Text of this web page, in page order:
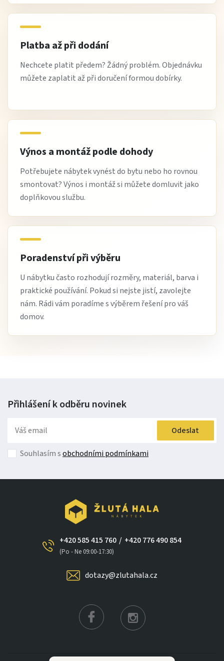
Platba až při dodání
Nechcete platit předem? Žádný problém. Objednávku
můžete zaplatit až při doručení formou dobírky.
Výnos a montáž podle dohody
Potřebujete nábytek vynést do bytu nebo ho rovnou
smontovat? Výnos i montáž si můžete domluvit jako
doplňkovou službu.
Poradenství při výběru
U nábytku často rozhodují rozměry, materiál, barva i
praktické používání. Pokud si nejste jistí, zavolejte
nám. Rádi vám poradíme s výběrem řešení pro váš
domov.
Přihlášení k odběru novinek
Odeslat
Souhlasím sobchodními podmínkami
+420 585 415 760
(Po - Ne 09:00-17:30)
/ +420 776 490 854
dotazy@zlutahala.cz